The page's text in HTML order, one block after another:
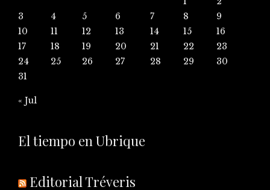
3
4 5 6 7 8
9
10
11 12 13 14 15
16
17
18 19 20 21 22
23
24
25 26 27 28 29
30
31
« Jul
El tiempo en Ubrique
Editorial Tréveris